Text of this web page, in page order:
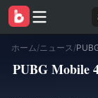
ホーム/ニュース /
PUBG Mobile